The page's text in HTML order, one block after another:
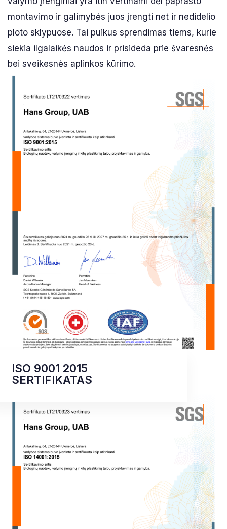
montavimo ir galimybės juos įrengti net ir nedidelio
ploto sklypuose. Tai puikus sprendimas tiems, kurie
siekia ilgalaikės naudos ir prisideda prie švaresnės
bei sveikesnės aplinkos kūrimo.
ISO 9001 2015
SERTIFIKATAS